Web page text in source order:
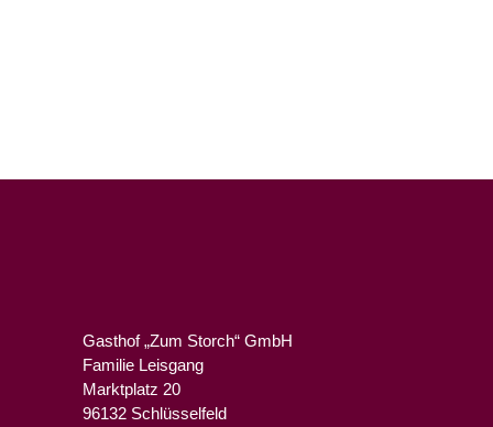
Gasthof „Zum Storch“ GmbH
Familie Leisgang
Marktplatz 20
96132 Schlüsselfeld